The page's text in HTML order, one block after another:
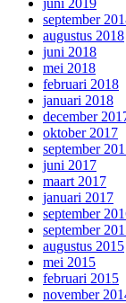
september
augustus 2018
juni 2018
mei 2018
februari 2018
januari 2018
december
oktober 2017
september
juni 2017
maart 2017
januari 2017
september
september
augustus 2015
mei 2015
februari 2015
november